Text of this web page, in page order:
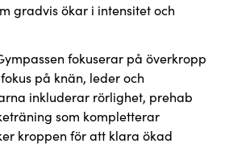
gradvis ökar i intensitet och
fokuserar på överkropp
på knän, leder och
inkluderar rörlighet, prehab
som kompletterar
kroppen för att klara ökad